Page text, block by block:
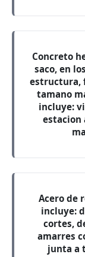
Concreto
saco, en
estructura,
tamano
incluye:
estacion
Acero de
incluye:
cortes,
amarres
junta a